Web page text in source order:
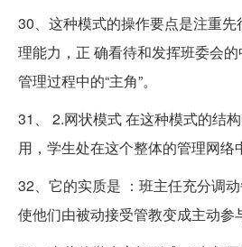
30、这种模式的操作要点是注重
理能力，正 确看待和发挥班委会
管理过程中的“主角”。
31、 2.网状模式 在这种模式的结
用，学生处在这个整体的管理网络
32、它的实质是 ：班主任充分调
使他们由被动接受管教变成主动参